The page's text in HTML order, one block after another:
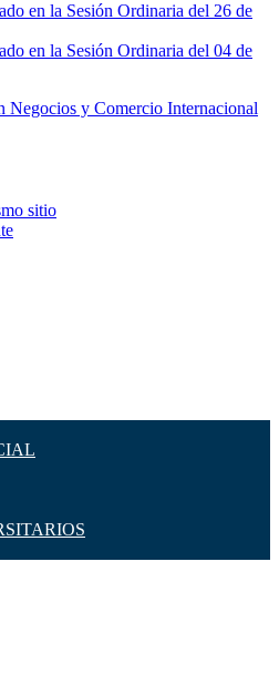
en la Sesión Ordinaria del 26 de
en la Sesión Ordinaria del 04 de
Negocios y Comercio Internacional